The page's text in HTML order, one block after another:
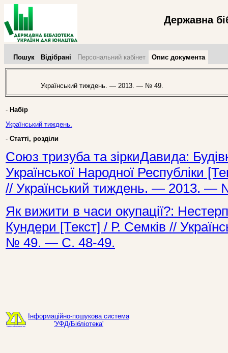
Державна
Пошук Відібрані Персональний кабінет Опис документа
Український тиждень. — 2013. — № 49.
- Набір
Український тиждень.
- Статті, розділи
Союз тризуба та зіркиДавида:
Української Народної Республіки
// Український тиждень. — 2013.
Як вижити в часи окупації?:
Кундери [Текст] / Р. Семків //
№ 49. — С. 48-49.
Інформаційно-пошукова система
'УФД/Бібліотека'